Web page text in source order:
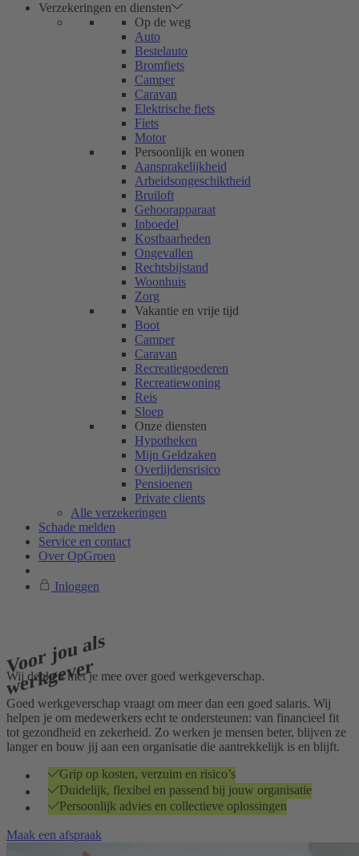
Verzekeringen en diensten
Op de weg
Auto
Bestelauto
Bromfiets
Camper
Caravan
Elektrische fiets
Fiets
Motor
Persoonlijk en wonen
Aansprakelijkheid
Arbeidsongeschiktheid
Bruiloft
Gehoorapparaat
Inboedel
Kostbaarheden
Ongevallen
Rechtsbijstand
Woonhuis
Zorg
Vakantie en vrije tijd
Boot
Camper
Caravan
Recreatiegoederen
Recreatiewoning
Reis
Sloep
Onze diensten
Hypotheken
Mijn Geldzaken
Overlijdensrisico
Pensioenen
Private clients
Alle verzekeringen
Schade melden
Service en contact
Over OpGroen
Inloggen
Voor jou als
werkgever
Wij denken met je mee over goed werkgeverschap.
Goed werkgeverschap vraagt om meer dan een goed salaris. Wij
helpen je om medewerkers echt te ondersteunen: van financieel fit
tot gezondheid en zekerheid. Zo werken je mensen beter, blijven ze
langer en bouw jij aan een organisatie die aantrekkelijk is en blijft.
Grip op kosten, verzuim en risico’s
Duidelijk, flexibel en passend bij jouw organisatie
Persoonlijk advies en collectieve oplossingen
Maak een afspraak